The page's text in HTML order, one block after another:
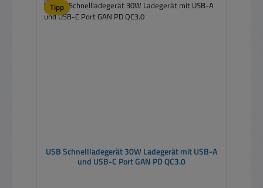
Tipp
USB Schnellladegerät 30W Ladegerät mit USB-A
und USB-C Port GAN PD QC3.0